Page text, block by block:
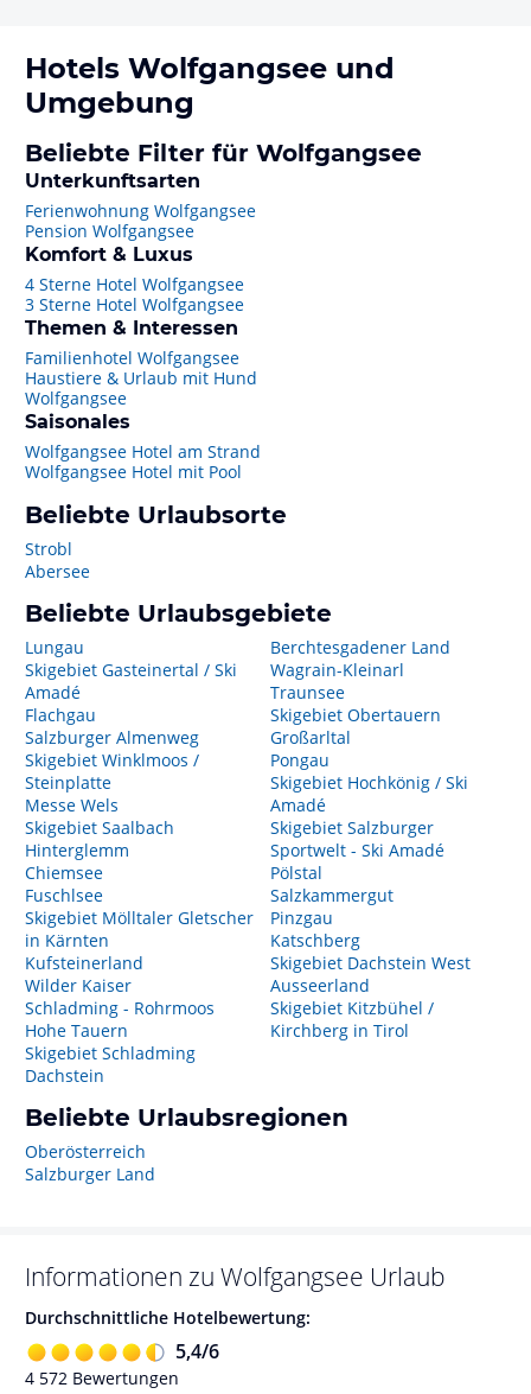
Hotels Wolfgangsee und
Umgebung
Beliebte Filter für Wolfgangsee
Unterkunftsarten
Ferienwohnung Wolfgangsee
Pension Wolfgangsee
Komfort & Luxus
4 Sterne Hotel Wolfgangsee
3 Sterne Hotel Wolfgangsee
Themen & Interessen
Familienhotel Wolfgangsee
Haustiere & Urlaub mit Hund
Wolfgangsee
Saisonales
Wolfgangsee Hotel am Strand
Wolfgangsee Hotel mit Pool
Beliebte Urlaubsorte
Strobl
Abersee
Beliebte Urlaubsgebiete
Lungau
Skigebiet Gasteinertal / Ski
Amadé
Flachgau
Salzburger Almenweg
Skigebiet Winklmoos /
Steinplatte
Messe Wels
Skigebiet Saalbach
Hinterglemm
Chiemsee
Fuschlsee
Skigebiet Mölltaler Gletscher
in Kärnten
Kufsteinerland
Wilder Kaiser
Schladming - Rohrmoos
Hohe Tauern
Skigebiet Schladming
Dachstein
Berchtesgadener Land
Wagrain-Kleinarl
Traunsee
Skigebiet Obertauern
Großarltal
Pongau
Skigebiet Hochkönig / Ski
Amadé
Skigebiet Salzburger
Sportwelt - Ski Amadé
Pölstal
Salzkammergut
Pinzgau
Katschberg
Skigebiet Dachstein West
Ausseerland
Skigebiet Kitzbühel /
Kirchberg in Tirol
Beliebte Urlaubsregionen
Oberösterreich
Salzburger Land
Informationen zu Wolfgangsee Urlaub
Durchschnittliche Hotelbewertung:
5,4/6
4 572 Bewertungen